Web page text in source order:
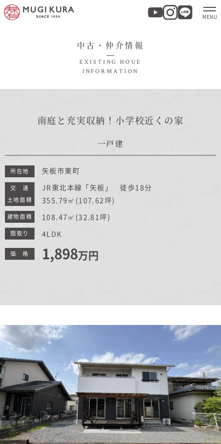
実例集・お客様の声
家づくりについて
むぎくらについて
資料請求
お電話での
お問い合わ
せ
0120-37-
1806
中古・仲介情報
EXISTING HOUE
INFORMATION
南庭と充実収納！小学校近くの家
一戸建
所在地 矢板市東町
交 通 JR東北本線「矢板」 徒歩18分
土地面積 355.79㎡ (107.62坪)
建物面積 108.47㎡ (32.81坪)
間取り 4LDK
価 格 1,898万円